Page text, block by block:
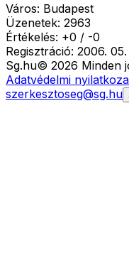
Város: Budapest
Üzenetek: 2963
Értékelés: +0 / -0
Regisztráció: 2006. 05.
Sg.hu© 2026 Minden
Adatvédelmi
szerkesztoseg@sg.hu